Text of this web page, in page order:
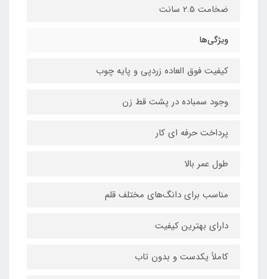
ضخامت 2.5 سانت
ویژگی‌ها
کیفیت فوق العاده زردپی و پایه چوب
وجود سمباده در پشت قط زن
پرداخت حرفه ای کار
طول عمر بالا
مناسب برای دانگ‌های مختلف قلم
دارای بهترین کیفیت
کاملاً یکدست و بدون تاب